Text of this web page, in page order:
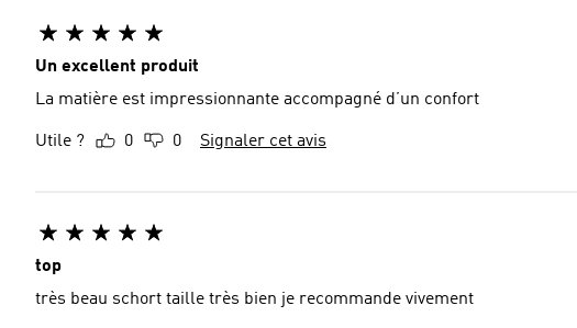
Un excellent produit
La matière est impressionnante accompagné d’un confort
Utile ? 0 0 Signaler cet avis
top
très beau schort taille très bien je recommande vivement